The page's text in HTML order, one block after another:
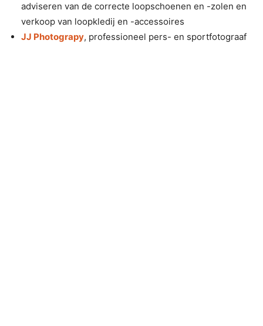
adviseren van de correcte loopschoenen en -zolen en
verkoop van loopkledij en -accessoires
JJ Photograpy, professioneel pers- en sportfotograaf